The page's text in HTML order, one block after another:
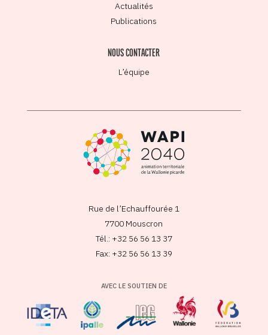
Actualités
Publications
NOUS CONTACTER
L’équipe
Rue de l’Echauffourée 1
7700 Mouscron
Tél.: +32 56 56 13 37
Fax: +32 56 56 13 39
AVEC LE SOUTIEN DE